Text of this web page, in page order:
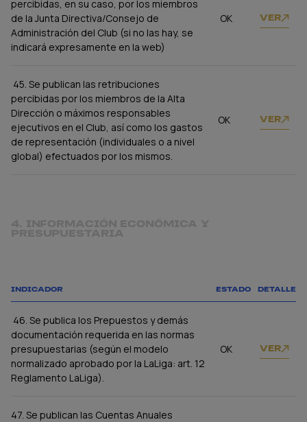
percibidas, en su caso, por los miembros
de la Junta Directiva/Consejo de
Administración del Club (si no las hay, se
indicará expresamente en la web)
OK VER
45. Se publican las retribuciones
percibidas por los miembros de la Alta
Dirección o máximos responsables
ejecutivos en el Club, así como los gastos
de representación (individuales o a nivel
global) efectuados por los mismos.
OK VER
INDICADOR ESTADO DETALLE
46. Se publica los Prepuestos y demás
documentación requerida en las normas
presupuestarias (según el modelo
normalizado aprobado por la LaLiga: art. 12
Reglamento LaLiga).
OK VER
47. Se publican las Cuentas Anuales